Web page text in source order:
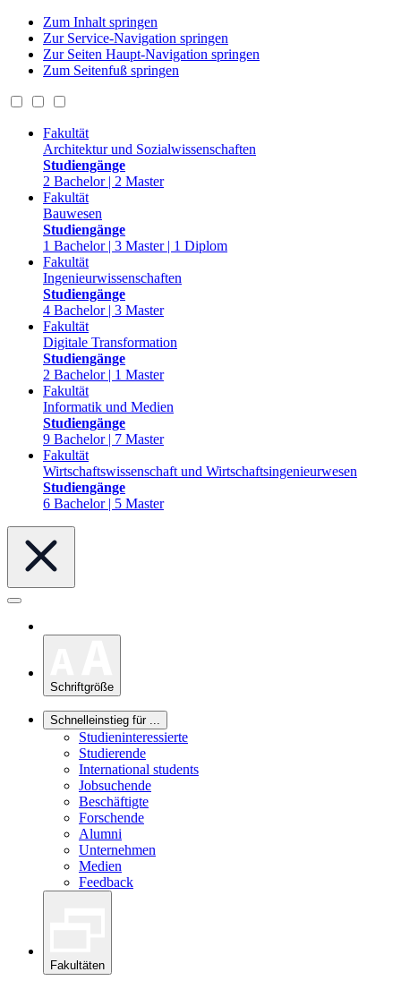
Zum Inhalt springen
Zur Service-Navigation springen
Zur Seiten Haupt-Navigation springen
Zum Seitenfuß springen
Fakultät
Architektur und Sozialwissenschaften
Studiengänge
2 Bachelor | 2 Master
Fakultät
Bauwesen
Studiengänge
1 Bachelor | 3 Master | 1 Diplom
Fakultät
Ingenieurwissenschaften
Studiengänge
4 Bachelor | 3 Master
Fakultät
Digitale Transformation
Studiengänge
2 Bachelor | 1 Master
Fakultät
Informatik und Medien
Studiengänge
9 Bachelor | 7 Master
Fakultät
Wirtschaftswissenschaft und Wirtschaftsingenieurwesen
Studiengänge
6 Bachelor | 5 Master
Schriftgröße
Schnelleinstieg für ...
Studieninteressierte
Studierende
International students
Jobsuchende
Beschäftigte
Forschende
Alumni
Unternehmen
Medien
Feedback
Fakultäten